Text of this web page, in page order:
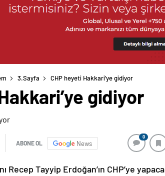
3.Sayfa CHP heyeti Hakkari’ye gidiyor
gidiyor
ABONE OL News
0
Recep Tayyip Erdoğan’ın CHP’ye